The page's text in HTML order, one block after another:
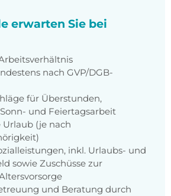
erwarten Sie bei
nach GVP/DGB-
für Überstunden,
und Feiertagsarbeit
Urlaub (je nach
inkl. Urlaubs- und
sowie Zuschüsse zur
und Beratung durch